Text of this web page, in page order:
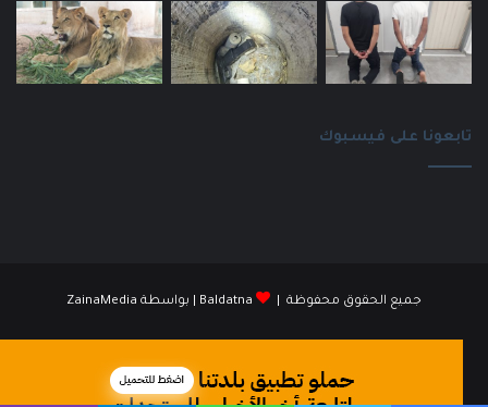
تابعونا على فيسبوك
جميع الحقوق محفوظة | Baldatna | بواسطة ZainaMedia